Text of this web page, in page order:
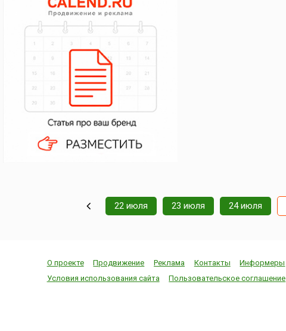
22 июля 23 июля 24 июля
О проекте Продвижение Реклама Контакты
Информеры
Условия использования сайта
Пользовательское соглашение